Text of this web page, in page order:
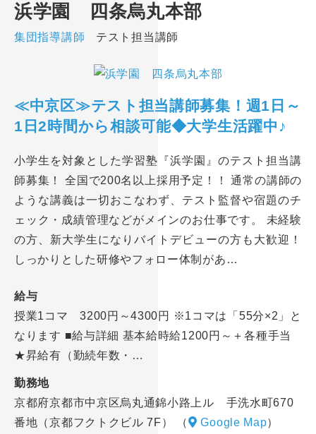
浜学園 四条烏丸本部
集団指導講師 テスト担当講師
≪中京区≫テスト担当講師募集！週1日～
1日2時間から相談可能◆大学生活躍中♪
小学生を対象とした学習塾『浜学園』のテスト担当講
師募集！ 全国で200名以上採用予定！！ 通常の講師の
ような講義は一切おこなわず、テスト監督や宿題のチ
ェック・成績管理などがメインのお仕事です。 未経験
の方、新大学生になりバイトデビューの方も大歓迎！
しっかりとした研修やフォロー体制があ…
給与
授業1コマ 3200円～4300円 ※1コマは「55分×2」と
なります ■給与詳細 基本給時給1200円～＋各種手当
★昇給有（勤続年数・…
勤務地
京都府京都市中京区烏丸通錦小路上ル 手洗水町670
番地（京都フクトクビル 7F）
（ Google Map）